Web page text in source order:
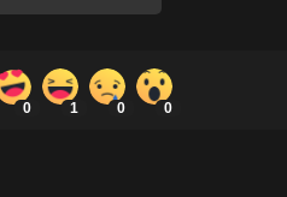
0 1 0 0